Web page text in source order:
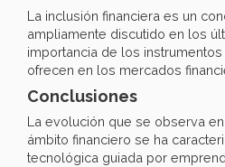
La inclusión financiera es un
ampliamente discutido en los
importancia de los
ofrecen en los mercados
Conclusiones
La evolución que se observa
ámbito financiero se ha
tecnológica guiada por